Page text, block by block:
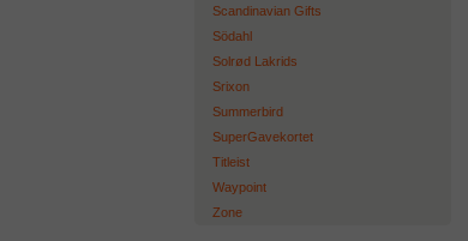
Scandinavian Gifts
Södahl
Solrød Lakrids
Srixon
Summerbird
SuperGavekortet
Titleist
Waypoint
Zone